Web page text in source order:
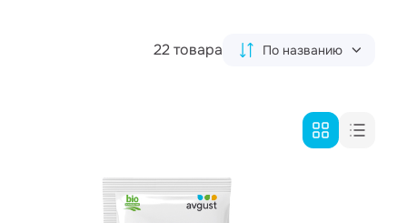
22 товара По названию